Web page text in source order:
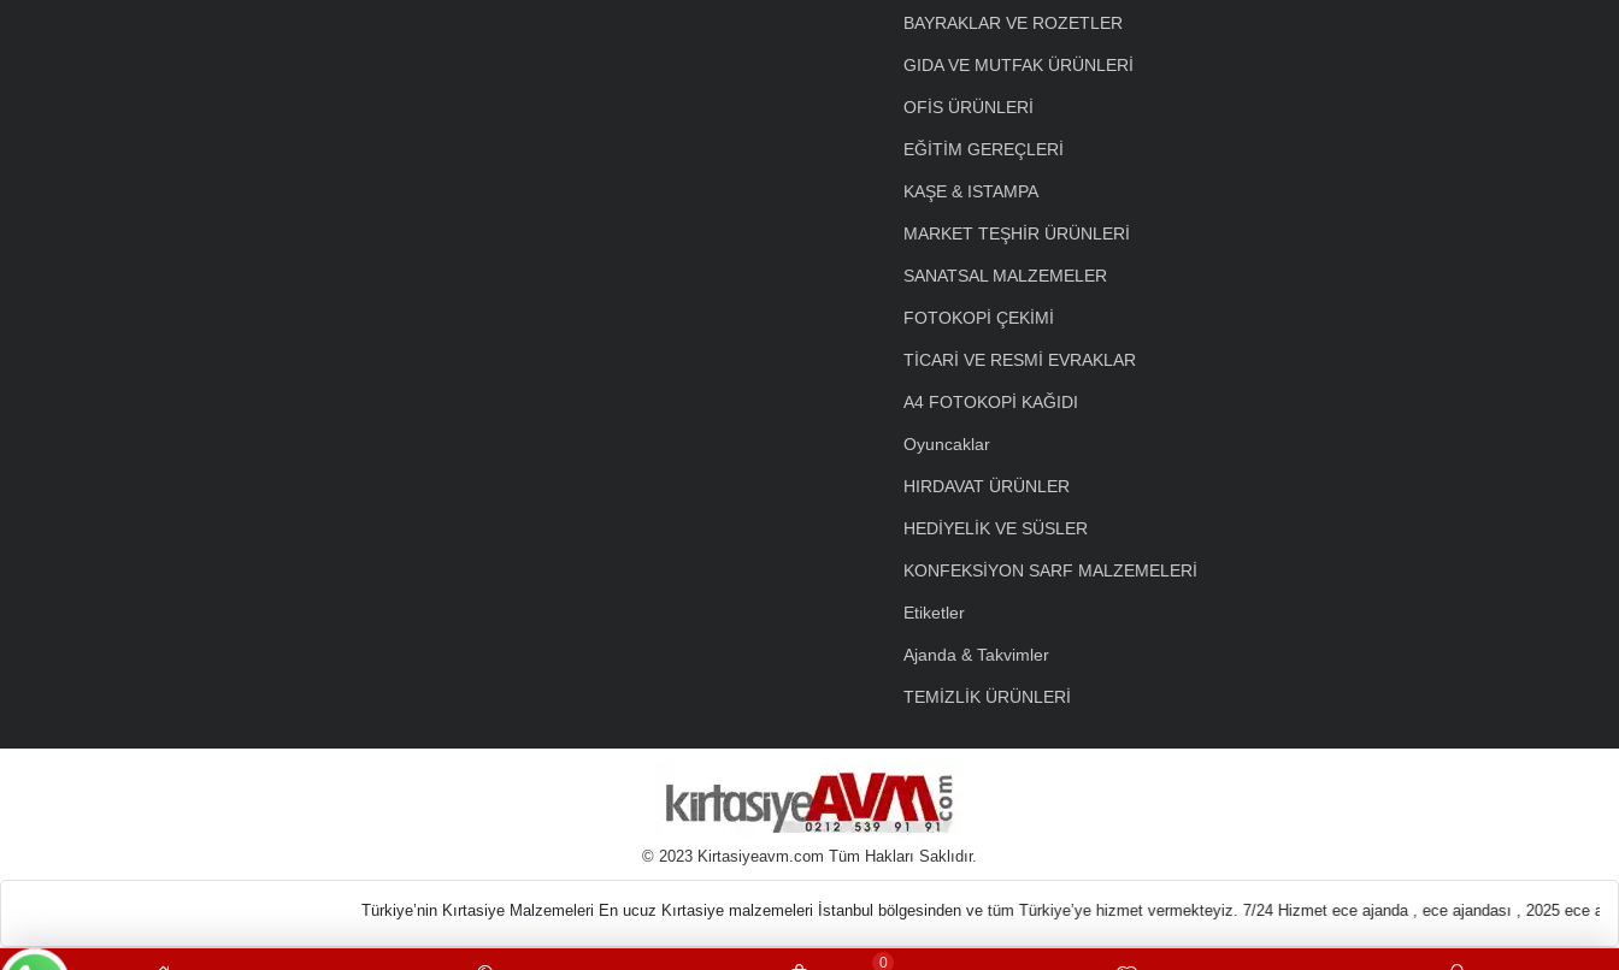
BAYRAKLAR VE ROZETLER
GIDA VE MUTFAK ÜRÜNLERİ
OFİS ÜRÜNLERİ
EĞİTİM GEREÇLERİ
KAŞE & ISTAMPA
MARKET TEŞHİR ÜRÜNLERİ
SANATSAL MALZEMELER
FOTOKOPİ ÇEKİMİ
TİCARİ VE RESMİ EVRAKLAR
A4 FOTOKOPİ KAĞIDI
Oyuncaklar
HIRDAVAT ÜRÜNLER
HEDİYELİK VE SÜSLER
KONFEKSİYON SARF MALZEMELERİ
Etiketler
Ajanda & Takvimler
TEMİZLİK ÜRÜNLERİ
© 2023 Kirtasiyeavm.com Tüm Hakları Saklıdır.
Türkiye’nin Kırtasiye Malzemeleri En ucuz
0